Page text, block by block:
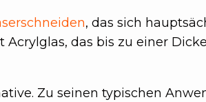
, das sich
das bis zu einer
Zu seinen typischen